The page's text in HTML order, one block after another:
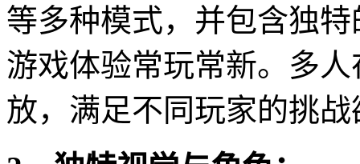
等多种模式，并包含独
游戏体验常玩常新。多
放，满足不同玩家的挑战